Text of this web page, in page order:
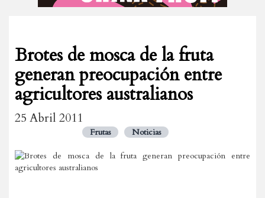
Brotes de mosca de la fruta
generan preocupación entre
agricultores australianos
25 Abril 2011
Frutas Noticias